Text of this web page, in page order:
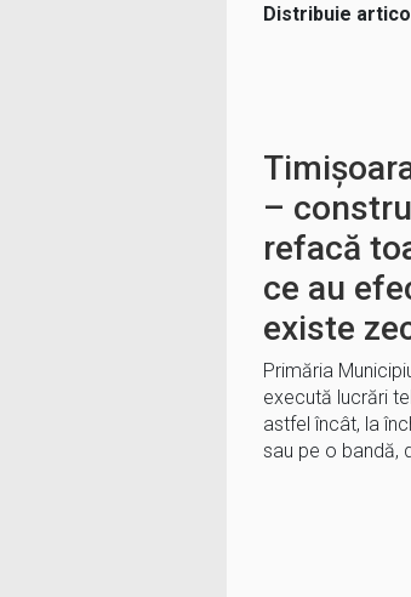
Distribuie
–
refacă
ce au
existe
Primăria
execută lucrări
astfel încât, la
sau pe o bandă,